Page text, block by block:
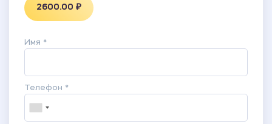
2600.00 ₽
Имя *
Телефон *